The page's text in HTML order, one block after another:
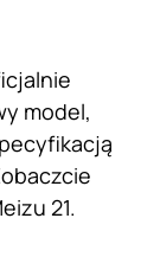
model,
21.